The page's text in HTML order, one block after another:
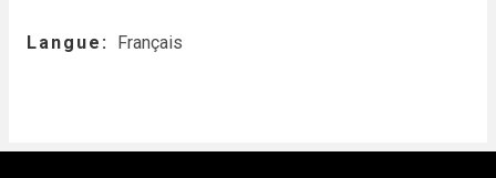
Langue Français